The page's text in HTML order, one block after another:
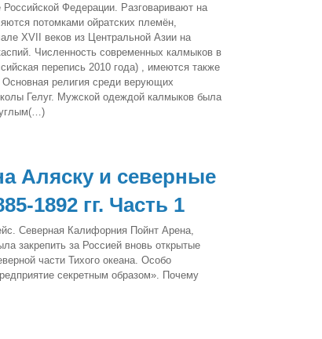
Федерации. Разговаривают на
потомками ойратских племён,
XVII веков из Центральной Азии на
Численность современных калмыков в
перепись 2010 года) , имеются также
религия среди верующих
Гелуг. Мужской одеждой калмыков была
Аляску и северные
1892 гг. Часть 1
Северная Калифорния Пойнт Арена,
закрепить за Россией вновь открытые
части Тихого океана. Особо
секретным образом». Почему